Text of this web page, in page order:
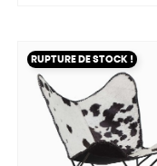
RUPTURE DE STOCK !